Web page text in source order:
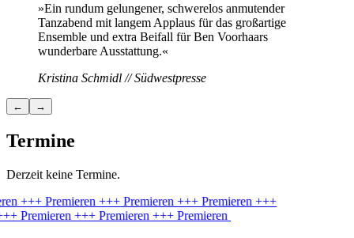
»Ein rundum gelungener, schwerelos anmutender
Tanzabend mit langem Applaus für das großartige
Ensemble und extra Beifall für Ben Voorhaars
wunderbare Ausstattung.«
Kristina Schmidl // Südwestpresse
← →
Termine
Derzeit keine Termine.
+++ Premieren +++ Premieren +++ Premieren +++
Premieren +++ Premieren +++ Premieren